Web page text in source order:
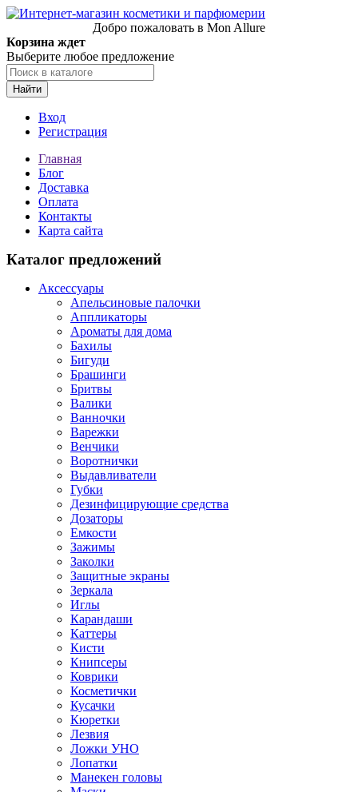
Добро пожаловать в Mon Allure
Корзина ждет
Выберите любое предложение
Найти
Вход
Регистрация
Главная
Блог
Доставка
Оплата
Контакты
Карта сайта
Каталог предложений
Аксессуары
Апельсиновые палочки
Аппликаторы
Ароматы для дома
Бахилы
Бигуди
Брашинги
Бритвы
Валики
Ванночки
Варежки
Венчики
Воротнички
Выдавливатели
Губки
Дезинфицирующие средства
Дозаторы
Емкости
Зажимы
Заколки
Защитные экраны
Зеркала
Иглы
Карандаши
Каттеры
Кисти
Книпсеры
Коврики
Косметички
Кусачки
Кюретки
Лезвия
Ложки УНО
Лопатки
Манекен головы